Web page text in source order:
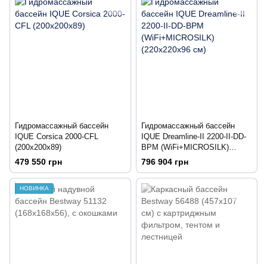
Гидромассажный бассейн
IQUE Corsica 2000-CFL
(200х200х89)
479 550 грн
Гидромассажный бассейн
IQUE Dreamline-II 2200-II-DD-
BPM (WiFi+MICROSILK)
(220х220х96 см)
796 904 грн
НОВИНКА